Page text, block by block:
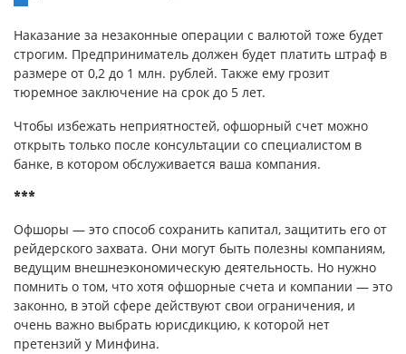
Наказание за незаконные операции с валютой тоже будет
строгим. Предприниматель должен будет платить штраф в
размере от 0,2 до 1 млн. рублей. Также ему грозит
тюремное заключение на срок до 5 лет.
Чтобы избежать неприятностей, офшорный счет можно
открыть только после консультации со специалистом в
банке, в котором обслуживается ваша компания.
***
Офшоры — это способ сохранить капитал, защитить его от
рейдерского захвата. Они могут быть полезны компаниям,
ведущим внешнеэкономическую деятельность. Но нужно
помнить о том, что хотя офшорные счета и компании — это
законно, в этой сфере действуют свои ограничения, и
очень важно выбрать юрисдикцию, к которой нет
претензий у Минфина.